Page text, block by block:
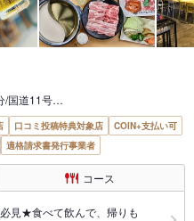
/国道11号…
口コミ投稿特典対象店
COIN+支払い可
適格請求書発行事業者
コース
見★食べて飲んで、帰りも